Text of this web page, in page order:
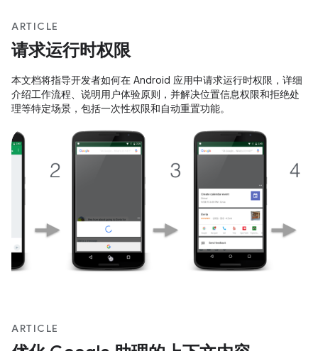
ARTICLE
请求运行时权限
本文档将指导开发者如何在 Android 应用中请求运行时权限，详细
介绍工作流程、说明用户体验原则，并解决位置信息权限和拒绝处
理等特定场景，包括一次性权限和自动重置功能。
ARTICLE